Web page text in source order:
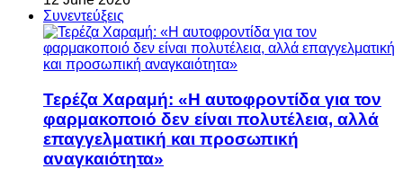
Συνεντεύξεις
Τερέζα Χαραμή: «Η αυτοφροντίδα για τον
φαρμακοποιό δεν είναι πολυτέλεια, αλλά
επαγγελματική και προσωπική
αναγκαιότητα»